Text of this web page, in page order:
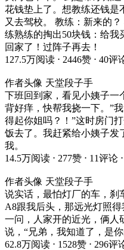
花钱垫上了。想教练还钱是
又去驾校。 教练：新来的
练熟练的掏出50块钱：给我
回家了！过阵子再去！
127.5万阅读 ⋅ 2446赞 ⋅ 40评
作者头像 天堂段子手
下班回到家，看见小姨子一
背好痒，快帮我挠一下。”
得起你姐吗？！”这时房门
饭去了。我赶紧给小姨子发
我。
14.5万阅读 ⋅ 277赞 ⋅ 11评论
作者头像 天堂段子手
说实话，最怕灯厂的车，刹
A8跟我后头，那远光灯照
一问，人家开的近光，俩人
说，“兄弟，我知道了，是
62.8万阅读 ⋅ 1528赞 ⋅ 296评